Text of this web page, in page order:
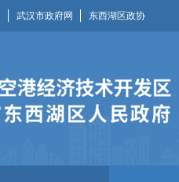
武汉市政府网 东西湖区政协